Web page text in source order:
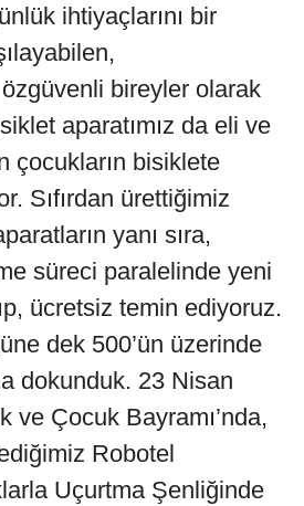
ihtiyaçlarını bir
bireyler olarak
aparatımız da eli ve
çocukların bisiklete
Sıfırdan ürettiğimiz
yanı sıra,
süreci paralelinde yeni
ücretsiz temin ediyoruz.
dek 500’ün üzerinde
dokunduk. 23 Nisan
ve Çocuk Bayramı’nda,
Robotel
Uçurtma Şenliğinde